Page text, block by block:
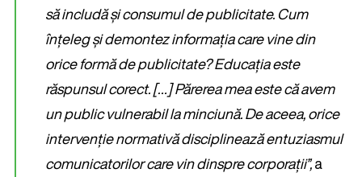
să includă și consumul de publicitate. Cum
înțeleg și demontez informația care vine din
orice formă de publicitate? Educația este
răspunsul corect. […] Părerea mea este că avem
un public vulnerabil la minciună. De aceea, orice
intervenție normativă disciplinează entuziasmul
comunicatorilor care vin dinspre corporații”,a